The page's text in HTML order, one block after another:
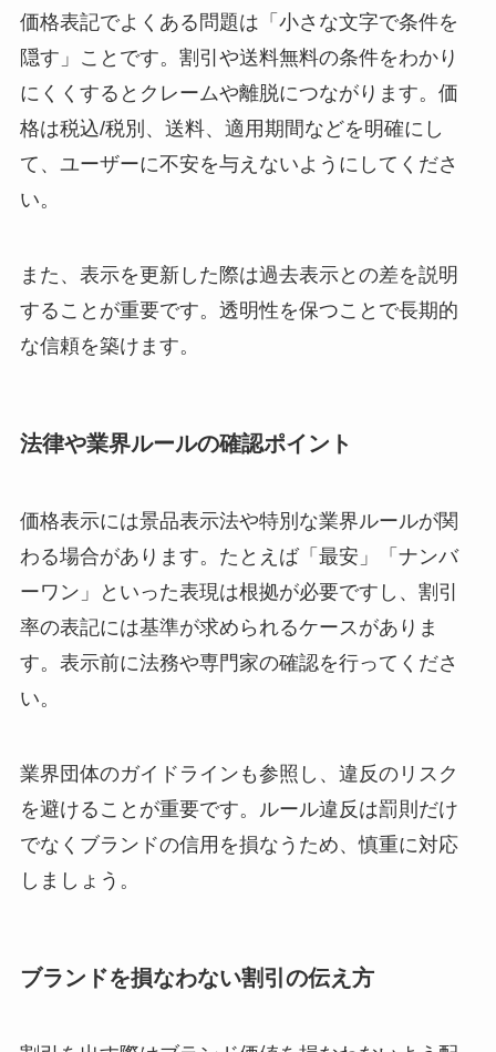
価格表記でよくある問題は「小さな文字で条件を
隠す」ことです。割引や送料無料の条件をわかり
にくくするとクレームや離脱につながります。価
格は税込/税別、送料、適用期間などを明確にし
て、ユーザーに不安を与えないようにしてくださ
い。
また、表示を更新した際は過去表示との差を説明
することが重要です。透明性を保つことで長期的
な信頼を築けます。
法律や業界ルールの確認ポイント
価格表示には景品表示法や特別な業界ルールが関
わる場合があります。たとえば「最安」「ナンバ
ーワン」といった表現は根拠が必要ですし、割引
率の表記には基準が求められるケースがありま
す。表示前に法務や専門家の確認を行ってくださ
い。
業界団体のガイドラインも参照し、違反のリスク
を避けることが重要です。ルール違反は罰則だけ
でなくブランドの信用を損なうため、慎重に対応
しましょう。
ブランドを損なわない割引の伝え方